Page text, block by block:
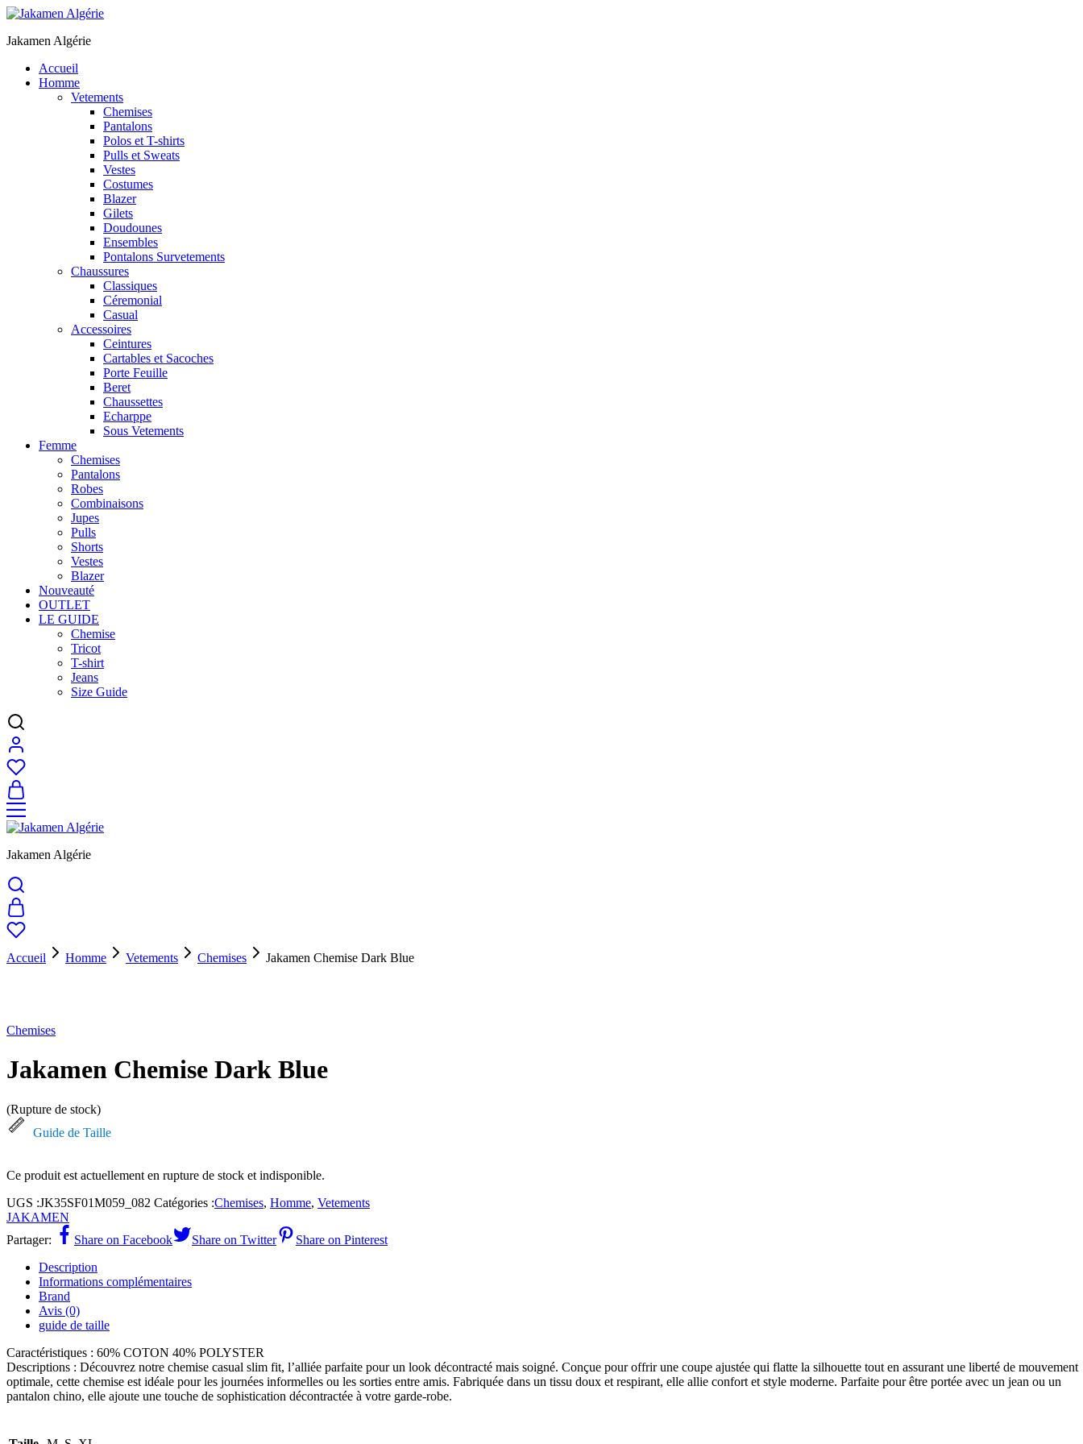
Jakamen Algérie
Accueil
Homme
Vetements
Chemises
Pantalons
Polos et T-shirts
Pulls et Sweats
Vestes
Costumes
Blazer
Gilets
Doudounes
Ensembles
Pontalons Survetements
Chaussures
Classiques
Céremonial
Casual
Accessoires
Ceintures
Cartables et Sacoches
Porte Feuille
Beret
Chaussettes
Echarppe
Sous Vetements
Femme
Chemises
Pantalons
Robes
Combinaisons
Jupes
Pulls
Shorts
Vestes
Blazer
Nouveauté
OUTLET
LE GUIDE
Chemise
Tricot
T-shirt
Jeans
Size Guide
Jakamen Algérie
Accueil Homme Vetements Chemises
Jakamen Chemise Dark Blue
Chemises
Jakamen Chemise Dark Blue
(Rupture de stock)
Guide de Taille
Ce produit est actuellement en rupture de stock et indisponible.
UGS :JK35SF01M059_082 Catégories :Chemises, Homme, Vetements
JAKAMEN
Partager:
Share on Facebook Share on Twitter
Share on Pinterest
Description
Informations complémentaires
Brand
Avis (0)
guide de taille
Caractéristiques : 60% COTON 40% POLYSTER
Descriptions : Découvrez notre chemise casual slim fit, l’alliée parfaite pour un look décontracté mais soigné. Conçue pour offrir une coupe ajustée qui flatte la silhouette tout en assurant une liberté de mouvement
optimale, cette chemise est idéale pour les journées informelles ou les sorties entre amis. Fabriquée dans un tissu doux et respirant, elle allie confort et style moderne. Parfaite pour être portée avec un jean ou un
pantalon chino, elle ajoute une touche de sophistication décontractée à votre garde-robe.